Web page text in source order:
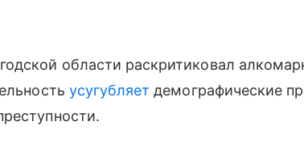
области раскритиковал
усугубляет демографические